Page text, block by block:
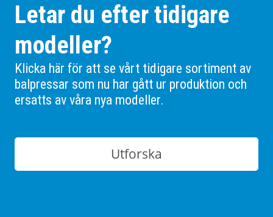
Letar du efter tidigare
modeller?
Klicka här för att se vårt tidigare sortiment av
balpressar som nu har gått ur produktion och
ersatts av våra nya modeller.
Utforska